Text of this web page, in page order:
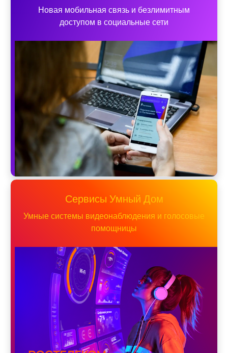
Новая мобильная связь и безлимитным
доступом в социальные сети
Сервисы Умный Дом
Умные системы видеонаблюдения и голосовые
помощницы